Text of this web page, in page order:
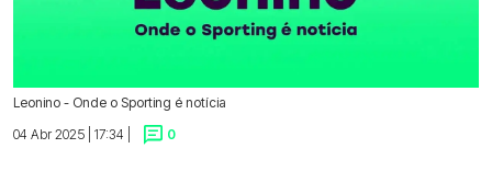
Leonino - Onde o Sporting é notícia
04 Abr 2025 | 17:34 |
0